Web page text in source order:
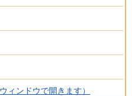
ィンドウで開きます）